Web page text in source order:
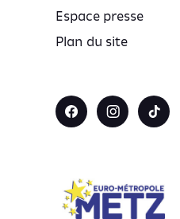
Espace presse
Plan du site